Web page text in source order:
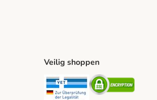
Method
Veilig shoppen
Security